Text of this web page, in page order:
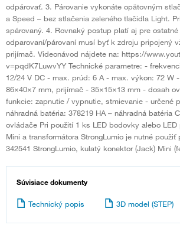
odpárovať. 3. Párovanie vykonáte opätovným
a Speed – bez stlačenia zeleného tlačidla Light.
spárovaný. 4. Rovnaký postup platí aj pre
odparovaní/párovaní musí byť k zdroju pripojený
prijímač. Videonávod nájdete na: https://
v=pqdK7LuwvYY Technické parametre: -
12/24 V DC - max. prúd: 6 A - max. výkon: 72 W
86×40×7 mm, prijímač - 35×15×13 mm - dosah
funkcie: zapnutie / vypnutie, stmievanie - určené
náhradná batéria: 378219 HA – náhradná batéria
ovládače Pri použití 1 ks LED bodovky alebo
Mini a transformátora StrongLumio je nutné použiť
342541 StrongLumio, kulatý konektor (Jack) Mini
Súvisiace dokumenty
Technický popis 3D model (STEP)